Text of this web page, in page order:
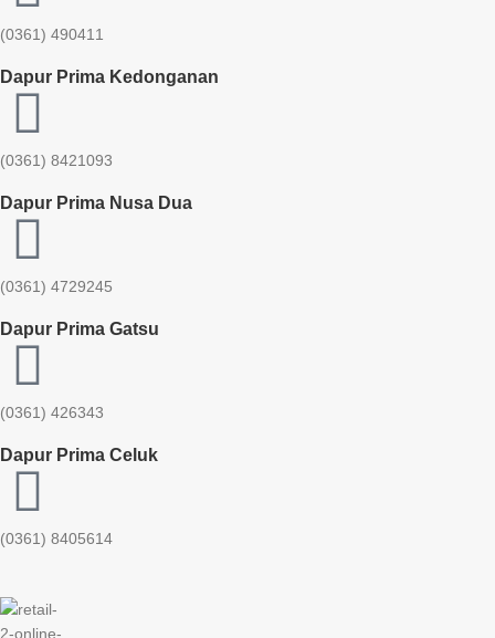
(0361) 490411​
Dapur Prima Kedonganan
(0361) 8421093
Dapur Prima Nusa Dua
(0361) 4729245
Dapur Prima Gatsu
(0361) 426343
Dapur Prima Celuk
(0361) 8405614